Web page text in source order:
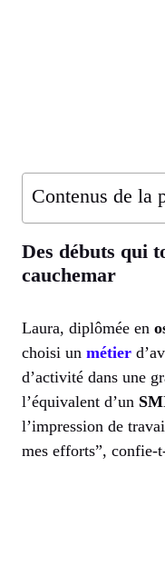
Contenus de la
Des débuts qui
cauchemar
Laura, diplômée en
choisi un métier
d’activité dans une
l’équivalent d’un
l’impression de
mes efforts”, confie-